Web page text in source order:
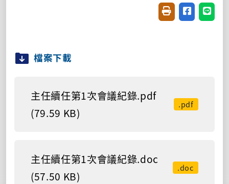
友善列印(開新視
分享至臉書
分享
檔案下載
主任續任第1次會議紀錄.pdf
(79.59 KB)
.pdf
主任續任第1次會議紀錄.doc
(57.50 KB)
.doc